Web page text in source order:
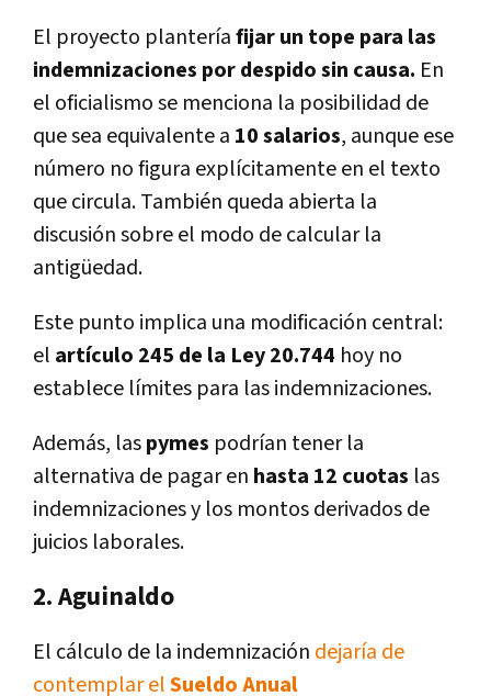
El proyecto planteríafijar un tope para las
indemnizaciones por despido sin causa. En
el oficialismo se menciona la posibilidad de
que sea equivalente a 10 salarios, aunque ese
número no figura explícitamente en el texto
que circula. También queda abierta la
discusión sobre el modo de calcular la
antigüedad.
Este punto implica una modificación central:
el artículo 245 de la Ley 20.744 hoy no
establece límites para las indemnizaciones.
Además, laspymes podrían tener la
alternativa de pagar en hasta 12 cuotas las
indemnizaciones y los montos derivados de
juicios laborales.
2. Aguinaldo
El cálculo de la indemnización dejaría de
contemplar elSueldo Anual